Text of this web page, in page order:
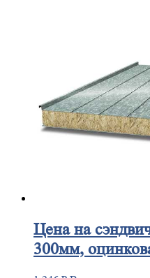
Ценана
300мм,